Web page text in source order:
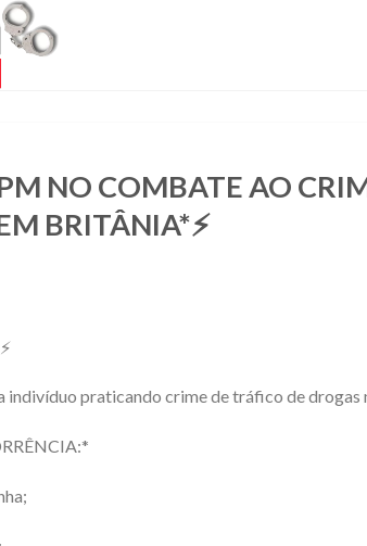
NO COMBATE AO
BRITÂNIA*⚡
indivíduo praticando crime de tráfico de drogas